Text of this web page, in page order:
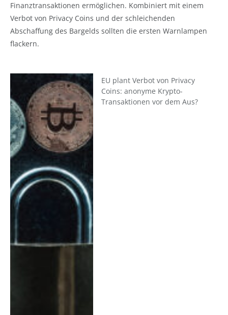
Finanztransaktionen ermöglichen. Kombiniert mit einem
Verbot von Privacy Coins und der schleichenden
Abschaffung des Bargelds sollten die ersten Warnlampen
flackern.
EU plant Verbot von Privacy
Coins: anonyme Krypto-
Transaktionen vor dem Aus?